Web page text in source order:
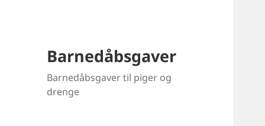
Barnedåbsgaver
Barnedåbsgaver til piger og
drenge